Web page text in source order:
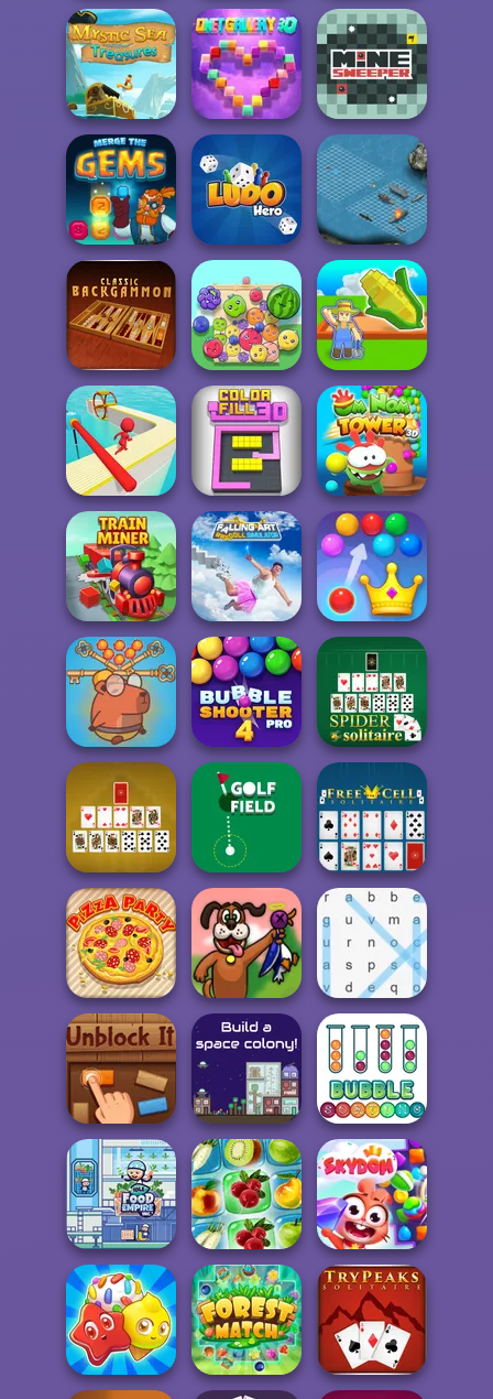
2 Player Chess
Chess
Grandmaster
Junior Chess
Mystic Sea
Treasures
Onet Gallery 3D Mine Sweeper
Merge the Gems Ludo Hero Battleship War
Backgammon Fruit Party
My Garden
Journey
Fun Race 3D Color Fill 3D
Om Nom Tower
3D
Train Miner
Falling Art
Ragdoll
Simulator
Royal Bubble
Blast
Save Baby
Capybaras: Pull
Pin
Bubble Shooter
Pro 4
Spider Solitaire
Pyramid Solitaire Golf Field Free Cell Solitaire
Pizza Party Duck Hunter Word Search
Unblock It The Final Earth 2 Bubble Sorting
Idle Food Empire
Inc.
Fruit Connect 2 Skydom